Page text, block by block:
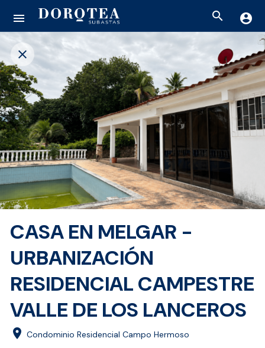
menu search account_circle
close
CASA EN MELGAR -
URBANIZACIÓN
RESIDENCIAL CAMPESTRE
VALLE DE LOS LANCEROS
location_on Condominio Residencial Campo Hermoso